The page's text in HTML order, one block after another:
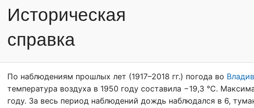
Историческая
справка
По наблюдениям прошлых лет (1917–2018 гг.) погода во
температура воздуха в 1950 году составила −19,3 °С.
году. За весь период наблюдений дождь наблюдался в 6,